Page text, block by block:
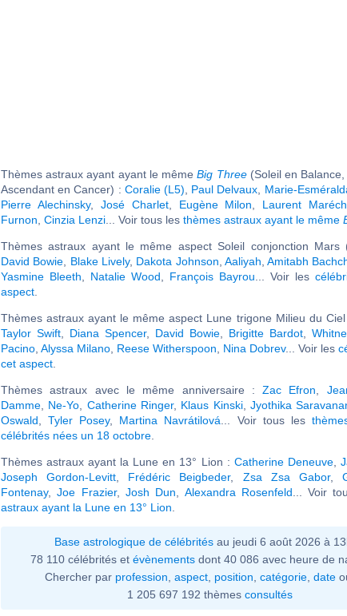
Thèmes astraux ayant ayant le mêmeBig Three(Soleil en Balance,
Ascendant en Cancer) : Coralie (L5) Paul Delvaux Marie-
Pierre Alechinsky, José Charlet, Eugène Milon Laurent
Furnon Cinzia Lenzi ... Voir tous les thèmes astraux ayant le même
Thèmes astraux ayant le même aspect Soleil conjonction Mars
David Bowie
Blake Lively, Dakota Johnson Aaliyah ,Amitabh
Yasmine Bleeth
Natalie Wood François Bayrou ... Voir les
aspect
Thèmes astraux ayant le même aspect Lune trigone Milieu du
Taylor Swift
Diana Spencer, David Bowie Brigitte Bardot
Pacino Alyssa Milano Reese Witherspoon Nina Dobrev... Voir les
cet aspect
Thèmes astraux avec le même anniversaire :Zac Efron
Damme
Ne-Yo Catherine Ringer, Klaus Kinski,Jyothika
Oswald ,Tyler Posey, Martina Navrátilová ... Voir tous les
célébrités nées un 18 octobre
Thèmes astraux ayant la Lune en 13° Lion : Catherine Deneuve,
Joseph Gordon-Levitt
Frédéric Beigbeder, Zsa Zsa Gabor,
Fontenay,Joe Frazier, Josh Dun Alexandra Rosenfeld ... Voir
astraux ayant la Lune en 13° Lion
Base astrologique de célébritésau jeudi 6 août 2026 à
78 110 célébrités et évènementsdont 40 086 avec heure de
Chercher par profession aspect position catégorie date
1 205 697 192 thèmes consultés